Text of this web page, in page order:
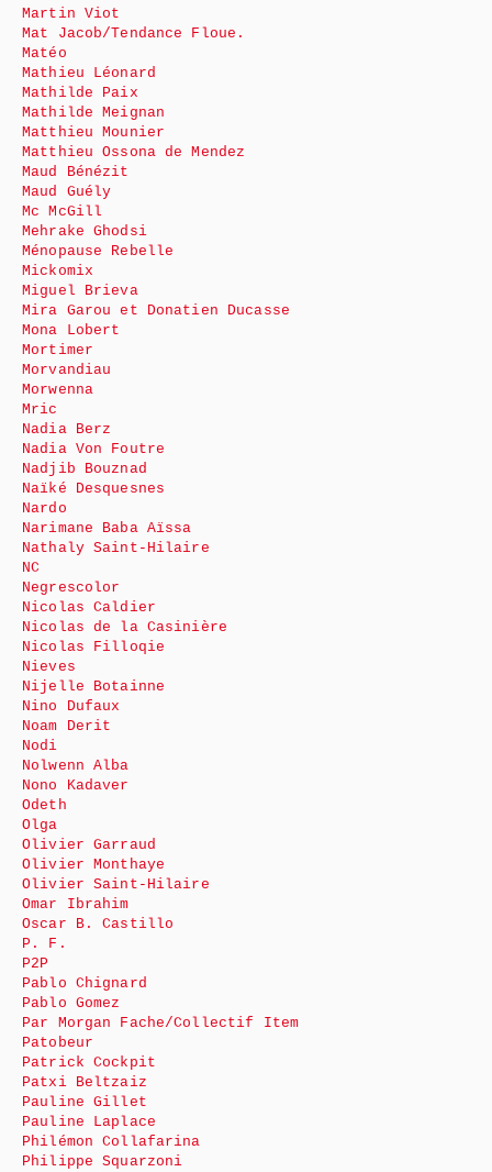
Martin Viot
Mat Jacob/Tendance Floue.
Matéo
Mathieu Léonard
Mathilde Paix
Mathilde Meignan
Matthieu Mounier
Matthieu Ossona de Mendez
Maud Bénézit
Maud Guély
Mc McGill
Mehrake Ghodsi
Ménopause Rebelle
Mickomix
Miguel Brieva
Mira Garou et Donatien Ducasse
Mona Lobert
Mortimer
Morvandiau
Morwenna
Mric
Nadia Berz
Nadia Von Foutre
Nadjib Bouznad
Naïké Desquesnes
Nardo
Narimane Baba Aïssa
Nathaly Saint-Hilaire
NC
Negrescolor
Nicolas Caldier
Nicolas de la Casinière
Nicolas Filloqie
Nieves
Nijelle Botainne
Nino Dufaux
Noam Derit
Nodi
Nolwenn Alba
Nono Kadaver
Odeth
Olga
Olivier Garraud
Olivier Monthaye
Olivier Saint-Hilaire
Omar Ibrahim
Oscar B. Castillo
P. F.
P2P
Pablo Chignard
Pablo Gomez
Par Morgan Fache/Collectif Item
Patobeur
Patrick Cockpit
Patxi Beltzaiz
Pauline Gillet
Pauline Laplace
Philémon Collafarina
Philippe Squarzoni